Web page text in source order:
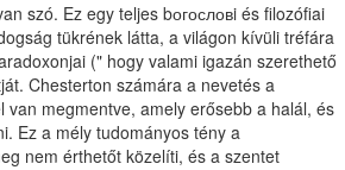
szó. Ez egy teljes bогословi és filozófiai
tükrének látta, a világon kívüli tréfára
(" hogy valami igazán szerethető
Chesterton számára a nevetés a
megmentve, amely erősebb a halál, és
Ez a mély tudományos tény a
nem érthetőt közelíti, és a szentet